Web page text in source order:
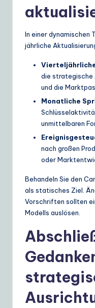
In einer dynamischen
jährliche
die strategische
und die
Monatliche
unmittelbaren
nach großen
oder
Behandeln Sie den
als statisches Ziel.
Vorschriften sollten
Modells auslösen.